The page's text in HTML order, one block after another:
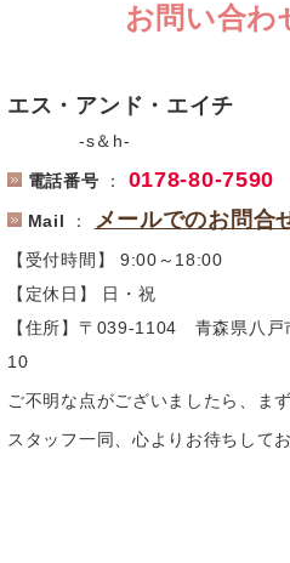
お問い合わ
エス・アンド・エイチ
-s＆h-
電話番号 ： 0178-80-7590
Mail ： メールでのお問合
【受付時間】 9:00～18:00
【定休日】 日・祝
【住所】〒039-1104 青森県八戸
10
ご不明な点がございましたら、ま
スタッフ一同、心よりお待ちしてお